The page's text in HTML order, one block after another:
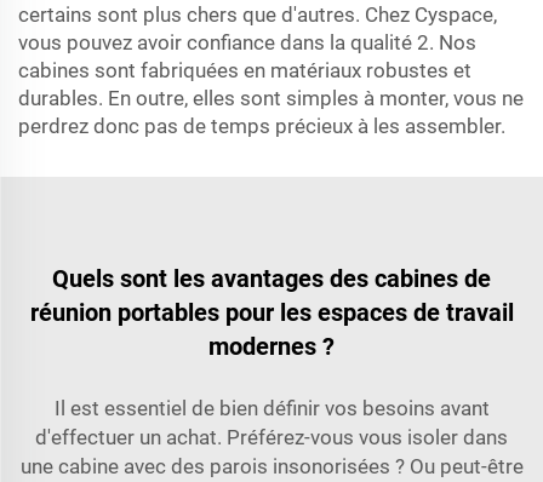
certains sont plus chers que d'autres. Chez Cyspace,
vous pouvez avoir confiance dans la qualité 2. Nos
cabines sont fabriquées en matériaux robustes et
durables. En outre, elles sont simples à monter, vous ne
perdrez donc pas de temps précieux à les assembler.
Quels sont les avantages des cabines de
réunion portables pour les espaces de travail
modernes ?
Il est essentiel de bien définir vos besoins avant
d'effectuer un achat. Préférez-vous vous isoler dans
une cabine avec des parois insonorisées ? Ou peut-être